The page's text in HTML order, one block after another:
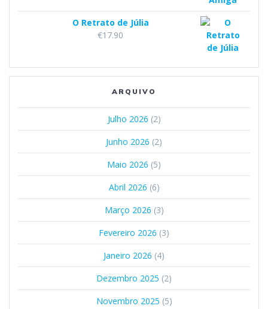
O Retrato de Júlia
€17.90
ARQUIVO
Julho 2026 (2)
Junho 2026 (2)
Maio 2026 (5)
Abril 2026 (6)
Março 2026 (3)
Fevereiro 2026 (3)
Janeiro 2026 (4)
Dezembro 2025 (2)
Novembro 2025 (5)